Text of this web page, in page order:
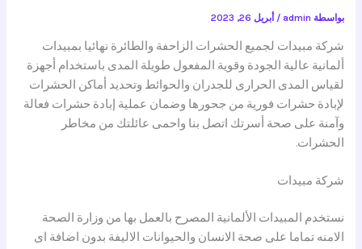
بواسطة admin
/ أبريل 26, 2023
شركة مبيدات لجميع الحشرات الزاحفة والطائرة نهائيا بمبيدات
ألمانية عالية الجودة وقوية المفعول طويلة المدى باستخدام أجهزة
لقياس المدى الحرارى للجدران والحوائط وتحديد أماكن الحشرات
لإبادة حشرات فورية من جحورها وضمان عملية إبادة حشرات فعالة
وآمنة على صحة أسرتك اتصل بنا واحمى عائلتك من مخاطر
الحشرات.
شركة مبيدات
نستخدم المبيدات الألمانية المصرح بالعمل بها من وزارة الصحة
الامنه تماما على صحة الانسان والحيوانات الاليفة بدون اضافة اى